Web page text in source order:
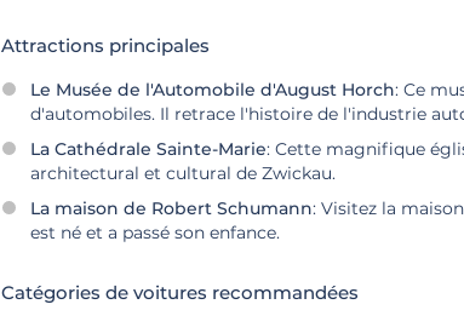
Attractions principales
Le Musée de l'Automobile d'August Horch: Ce
d'automobiles. Il retrace l'histoire de l'industrie
La Cathédrale Sainte-Marie: Cette magnifique
architectural et cultural de Zwickau.
La maison de Robert Schumann: Visitez la
est né et a passé son enfance.
Catégories de voitures recommandées